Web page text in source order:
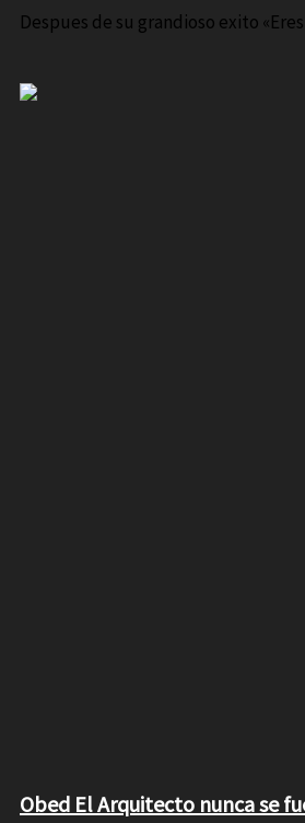
Despues de su grandioso exito
Obed El Arquitecto nunca se